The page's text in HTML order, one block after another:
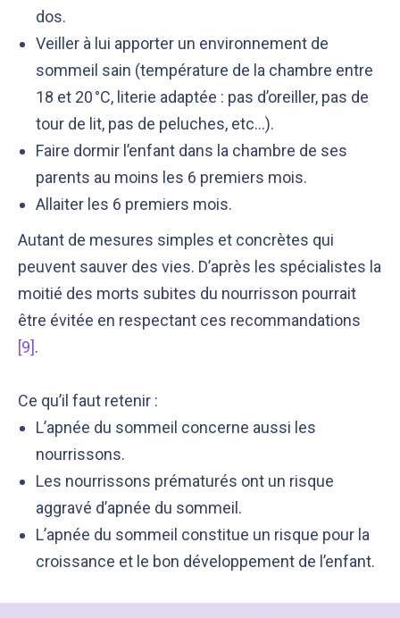
dos.
Veiller à lui apporter un environnement de
sommeil sain (température de la chambre entre
18 et 20 °C, literie adaptée : pas d’oreiller, pas de
tour de lit, pas de peluches, etc…).
Faire dormir l’enfant dans la chambre de ses
parents au moins les 6 premiers mois.
Allaiter les 6 premiers mois.
Autant de mesures simples et concrètes qui
peuvent sauver des vies. D’après les spécialistes la
moitié des morts subites du nourrisson pourrait
être évitée en respectant ces recommandations
[9].
Ce qu’il faut retenir :
L’apnée du sommeil concerne aussi les
nourrissons.
Les nourrissons prématurés ont un risque
aggravé d’apnée du sommeil.
L’apnée du sommeil constitue un risque pour la
croissance et le bon développement de l’enfant.